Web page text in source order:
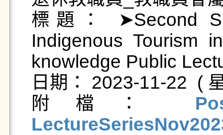
標題： ➤Second
Indigenous Tourism
knowledge Public
日期： 2023-11-22  (
附檔：